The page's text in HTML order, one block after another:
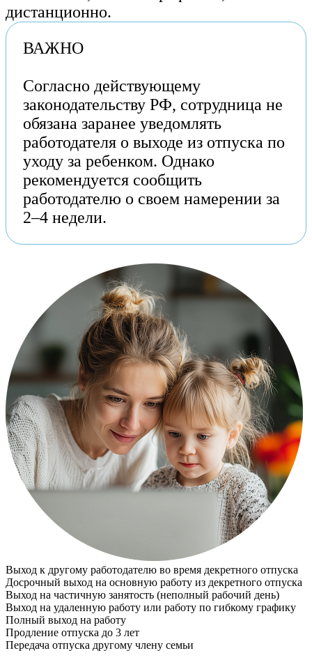
дистанционно.
ВАЖНО
Согласно действующему
законодательству РФ, сотрудница не
обязана заранее уведомлять
работодателя о выходе из отпуска по
уходу за ребенком. Однако
рекомендуется сообщить
работодателю о своем намерении за
2–4 недели.
Выход к другому работодателю во время декретного отпуска
Досрочный выход на основную работу из декретного отпуска
Выход на частичную занятость (неполный рабочий день)
Выход на удаленную работу или работу по гибкому графику
Полный выход на работу
Продление отпуска до 3 лет
Передача отпуска другому члену семьи